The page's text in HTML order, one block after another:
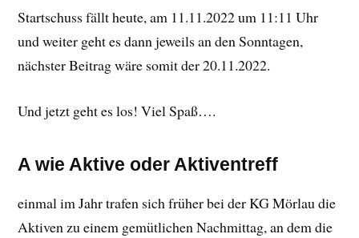
Startschuss fällt heute, am 11.11.2022 um 11:11 Uhr
und weiter geht es dann jeweils an den Sonntagen,
nächster Beitrag wäre somit der 20.11.2022.
Und jetzt geht es los! Viel Spaß….
A wie Aktive oder Aktiventreff
einmal im Jahr trafen sich früher bei der KG Mörlau die
Aktiven zu einem gemütlichen Nachmittag, an dem die